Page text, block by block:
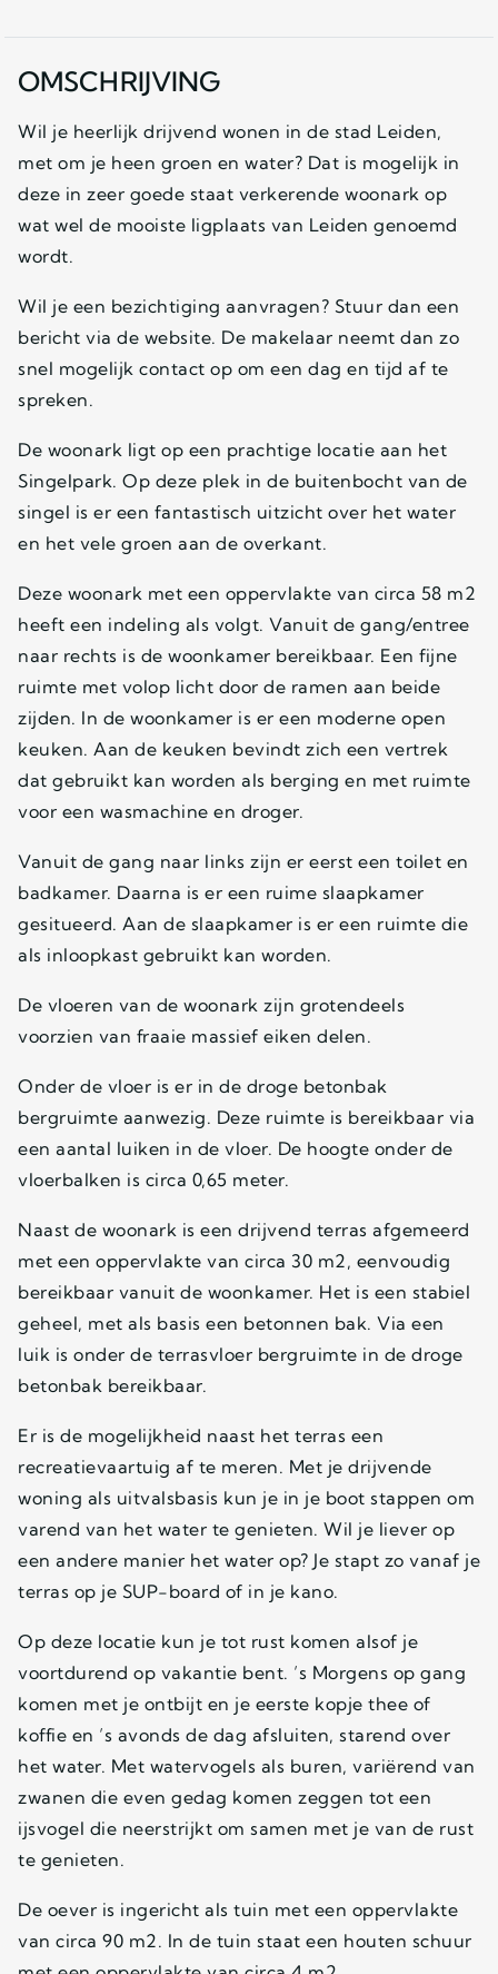
OMSCHRIJVING
Wil je heerlijk drijvend wonen in de stad Leiden,
met om je heen groen en water? Dat is mogelijk in
deze in zeer goede staat verkerende woonark op
wat wel de mooiste ligplaats van Leiden genoemd
wordt.
Wil je een bezichtiging aanvragen? Stuur dan een
bericht via de website. De makelaar neemt dan zo
snel mogelijk contact op om een dag en tijd af te
spreken.
De woonark ligt op een prachtige locatie aan het
Singelpark. Op deze plek in de buitenbocht van de
singel is er een fantastisch uitzicht over het water
en het vele groen aan de overkant.
Deze woonark met een oppervlakte van circa 58 m2
heeft een indeling als volgt. Vanuit de gang/entree
naar rechts is de woonkamer bereikbaar. Een fijne
ruimte met volop licht door de ramen aan beide
zijden. In de woonkamer is er een moderne open
keuken. Aan de keuken bevindt zich een vertrek
dat gebruikt kan worden als berging en met ruimte
voor een wasmachine en droger.
Vanuit de gang naar links zijn er eerst een toilet en
badkamer. Daarna is er een ruime slaapkamer
gesitueerd. Aan de slaapkamer is er een ruimte die
als inloopkast gebruikt kan worden.
De vloeren van de woonark zijn grotendeels
voorzien van fraaie massief eiken delen.
Onder de vloer is er in de droge betonbak
bergruimte aanwezig. Deze ruimte is bereikbaar via
een aantal luiken in de vloer. De hoogte onder de
vloerbalken is circa 0,65 meter.
Naast de woonark is een drijvend terras afgemeerd
met een oppervlakte van circa 30 m2, eenvoudig
bereikbaar vanuit de woonkamer. Het is een stabiel
geheel, met als basis een betonnen bak. Via een
luik is onder de terrasvloer bergruimte in de droge
betonbak bereikbaar.
Er is de mogelijkheid naast het terras een
recreatievaartuig af te meren. Met je drijvende
woning als uitvalsbasis kun je in je boot stappen om
varend van het water te genieten. Wil je liever op
een andere manier het water op? Je stapt zo vanaf je
terras op je SUP-board of in je kano.
Op deze locatie kun je tot rust komen alsof je
voortdurend op vakantie bent. ’s Morgens op gang
komen met je ontbijt en je eerste kopje thee of
koffie en ’s avonds de dag afsluiten, starend over
het water. Met watervogels als buren, variërend van
zwanen die even gedag komen zeggen tot een
ijsvogel die neerstrijkt om samen met je van de rust
te genieten.
De oever is ingericht als tuin met een oppervlakte
van circa 90 m2. In de tuin staat een houten schuur